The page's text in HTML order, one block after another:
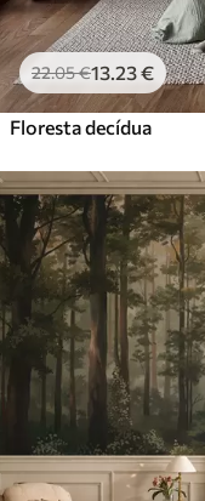
22.05€13.23€
Floresta decídua